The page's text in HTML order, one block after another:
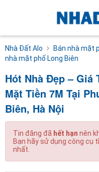
Nhà Đất Alo Bán nhà mặt
nhà mặt phố Long Biên
Hót Nhà Đẹp – Giá
Mặt Tiền 7M Tại
Biên, Hà Nội
Tin đăng đã hết hạn nên
Bạn hãy sử dụng công cụ
nhất.